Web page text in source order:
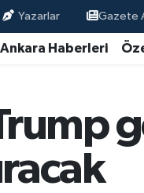
Yazarlar Gazete
Ankara Haberleri